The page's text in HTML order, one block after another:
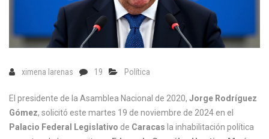
ximena larenas 19 Política
El presidente de la Asamblea Nacional de 2020, Jorge Rodríguez
Gómez, solicitó este martes 19 de noviembre de 2024 en el
Palacio Federal Legislativo de Caracas la inhabilitación política